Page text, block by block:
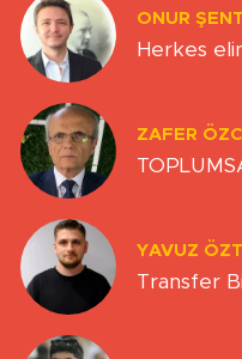
ONUR
Herkes
ZAFER
YAVUZ
Transfer